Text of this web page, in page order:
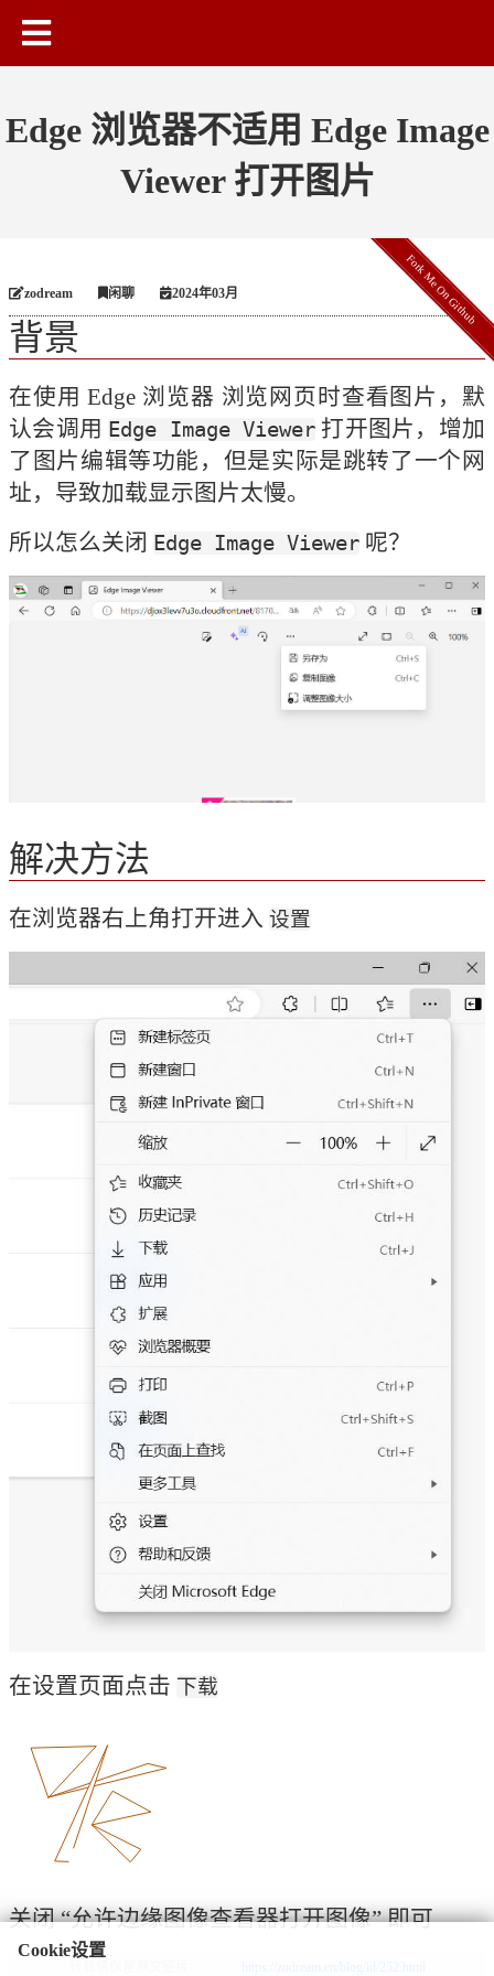
Edge 浏览器不适用 Edge Image
Viewer 打开图片
Fork Me On Github
zodream 闲聊 2024年03月
背景
在使用 Edge 浏览器 浏览网页时查看图片，默
认会调用 Edge Image Viewer 打开图片，增加
了图片编辑等功能，但是实际是跳转了一个网
址，导致加载显示图片太慢。
所以怎么关闭 Edge Image Viewer 呢？
解决方法
在浏览器右上角打开进入 设置
在设置页面点击 下载
关闭 “允许边缘图像查看器打开图像” 即可
Cookie设置